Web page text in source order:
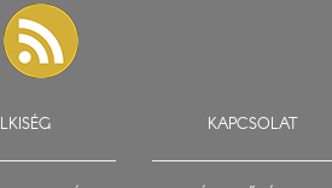
KAPCSOLAT